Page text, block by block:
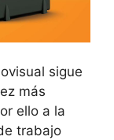
sigue
más
ello a la
trabajo